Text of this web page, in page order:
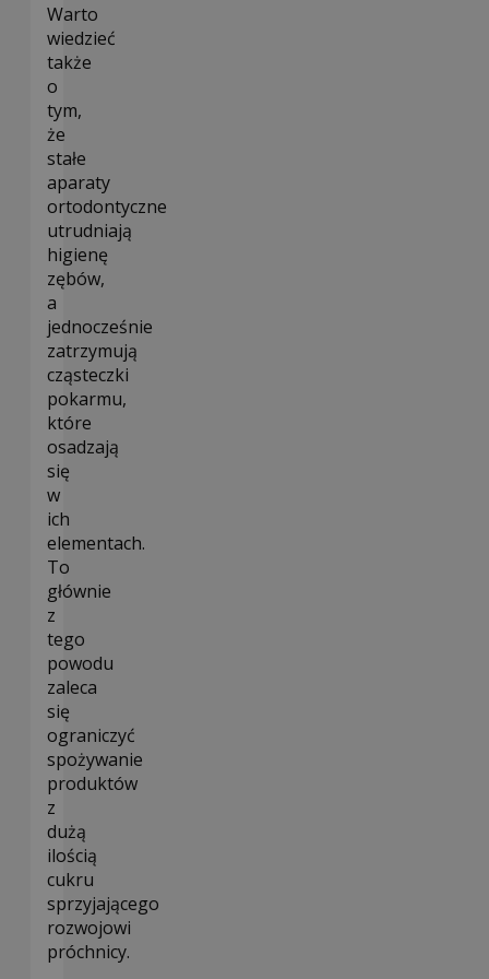
Warto
wiedzieć
także
o
tym,
że
stałe
aparaty
ortodontyczne
utrudniają
higienę
zębów,
a
jednocześnie
zatrzymują
cząsteczki
pokarmu,
które
osadzają
się
w
ich
elementach.
To
głównie
z
tego
powodu
zaleca
się
ograniczyć
spożywanie
produktów
z
dużą
ilością
cukru
sprzyjającego
rozwojowi
próchnicy.